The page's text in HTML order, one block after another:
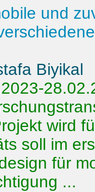
und
Biyikal
wird
soll im
für
...